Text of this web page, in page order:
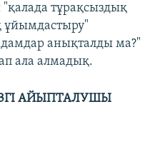
тұрақсыздық
анықталды ма?"
ала алмадық.
АЙЫПТАЛУШЫ